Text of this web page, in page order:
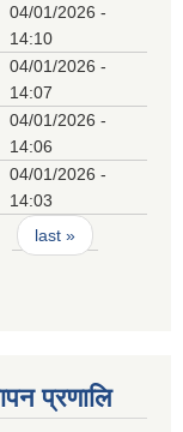
04/01/2026 -
14:10
04/01/2026 -
14:07
04/01/2026 -
14:06
04/01/2026 -
14:03
last »
प्रणालि